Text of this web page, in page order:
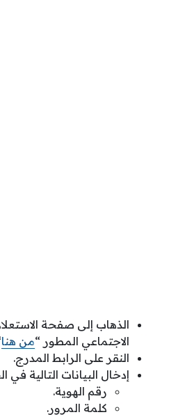
الذهاب إلى صفحة
الاجتماعي المطور “من هنا
النقر على الرابط المدرج.
إدخال البيانات التالية
رقم الهوية.
كلمة المرور.